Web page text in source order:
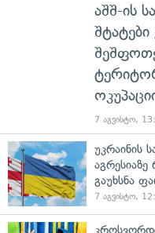
აშშ-ის
7 აგვისტო,
უკრაინის
აგრესიაზე
გაუხსნა
7 აგვისტო,